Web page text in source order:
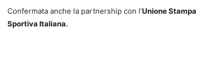
Confermata anche la partnership con l’Unione Stampa
Sportiva Italiana.